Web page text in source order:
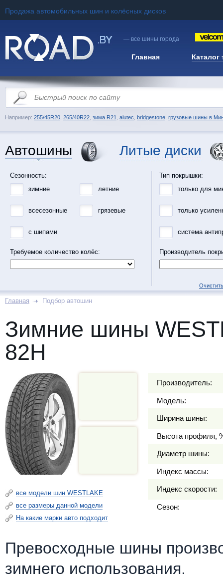
Продажа автомобильных шин и колёсных дисков
— все шины города
Главная Каталог
Например: 255/45R20 265/40R22 зима R21 alutec bridgestone грузовые шины в
Автошины Литые диски
Сезонность:
зимние
летние
всесезонные грязевые
с шипами
Требуемое количество колёс:
Тип покрышки:
только для
только
система
Производитель
Главная Подбор автошин
Зимние шины
82H
все модели шин WESTLAKE
все размеры данной модели
На какие марки авто подходит
Производитель:
Модель:
Ширина шины:
Высота профиля,
Диаметр шины:
Индекс массы:
Индекс скорости:
Сезон:
Превосходные шины
зимнего использования.